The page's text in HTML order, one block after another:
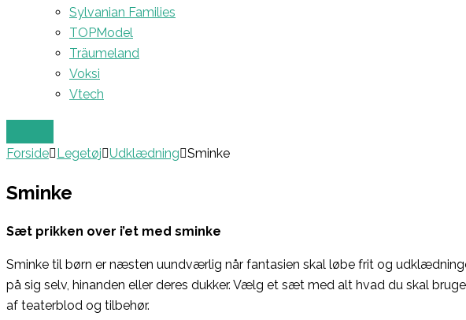
Sylvanian Families
TOPModel
Träumeland
Voksi
Vtech
Forside Legetøj Udklædning Sminke
Sminke
Sæt prikken over i’et med sminke
Sminke til børn er næsten uundværlig når fantasien skal løbe frit og
på sig selv, hinanden eller deres dukker. Vælg et sæt med alt hvad du skal
af teaterblod og tilbehør.